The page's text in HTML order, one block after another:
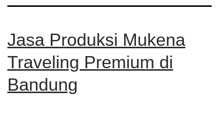
Jasa Produksi Mukena
Traveling Premium di
Bandung